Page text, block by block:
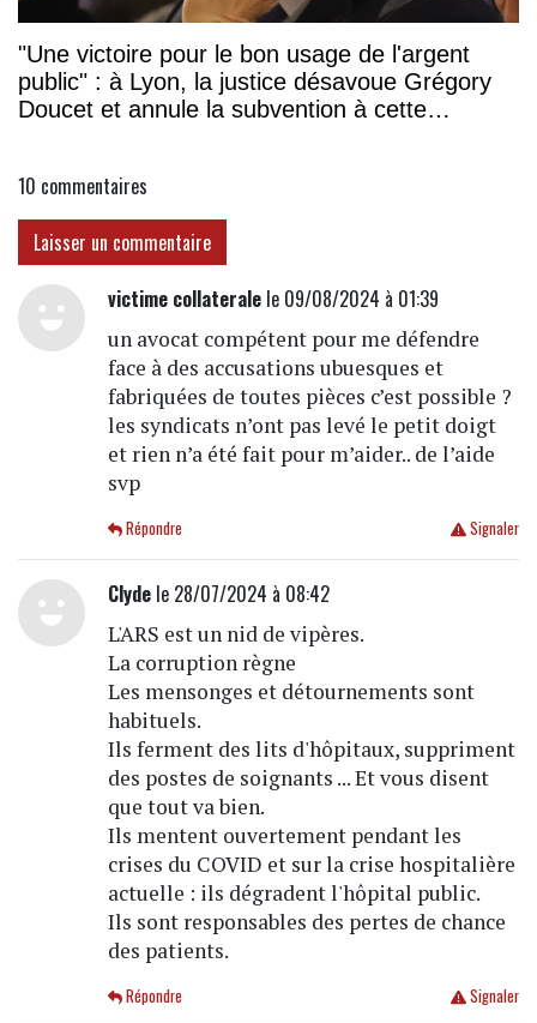
"Une victoire pour le bon usage de l'argent
public" : à Lyon, la justice désavoue Grégory
Doucet et annule la subvention à cette
10 commentaires
Laisser un commentaire
victime collateralele 09/08/2024 à 01:39
un avocat compétent pour me défendre
face à des accusations ubuesques et
fabriquées de toutes pièces c’est possible ?
les syndicats n’ont pas levé le petit doigt
et rien n’a été fait pour m’aider.. de l’aide
svp
Signaler
Répondre
Clydele 28/07/2024 à 08:42
L'ARS est un nid de vipères.
La corruption règne
Les mensonges et détournements sont
habituels.
Ils ferment des lits d'hôpitaux, suppriment
des postes de soignants ... Et vous disent
que tout va bien.
Ils mentent ouvertement pendant les
crises du COVID et sur la crise hospitalière
actuelle : ils dégradent l'hôpital public.
Ils sont responsables des pertes de chance
des patients.
Signaler
Répondre